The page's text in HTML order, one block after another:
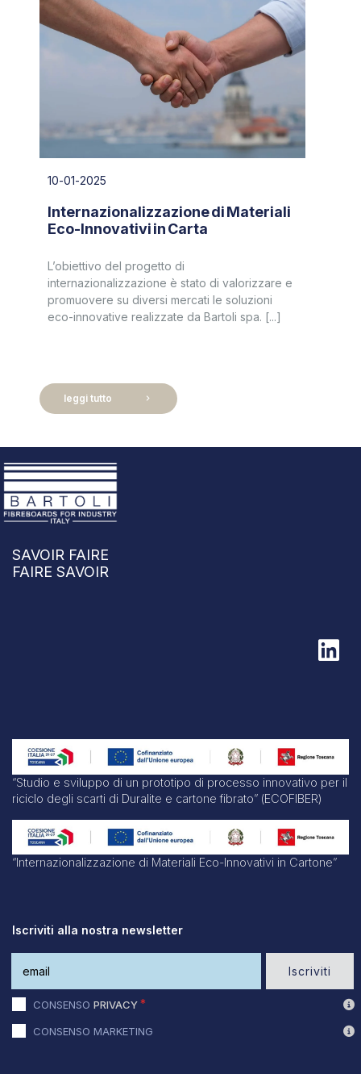
10-01-2025
Internazionalizzazione di Materiali
Eco-Innovativi in Carta
L’obiettivo del progetto di
internazionalizzazione è stato di valorizzare e
promuovere su diversi mercati le soluzioni
eco-innovative realizzate da Bartoli spa. [...]
leggi tutto chevron_right
SAVOIR FAIRE
FAIRE SAVOIR
“Studio e sviluppo di un prototipo di processo innovativo per il
riciclo degli scarti di Duralite e cartone fibrato” (ECOFIBER)
“Internazionalizzazione di Materiali Eco-Innovativi in Cartone”
Iscriviti alla nostra newsletter
Iscriviti
CONSENSO PRIVACY
CONSENSO MARKETING